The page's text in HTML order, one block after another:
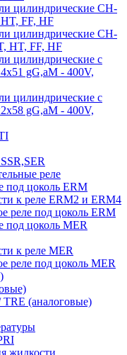
цилиндрические CH-
FF, HF
цилиндрические CH-
HT, FF, HF
цилиндрические с
gG,aM - 400V,
цилиндрические с
gG,aM - 400V,
реле
под цоколь ERM
к реле ERM2 и ERM4
реле под цоколь ERM
под цоколь MER
к реле MER
реле под цоколь MER
(аналоговые)
жидкости